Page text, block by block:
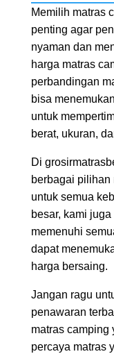
Memilih matras
penting agar
nyaman dan
harga matras
perbandingan
bisa
untuk
berat, ukuran,
Di
berbagai pilihan
untuk semua
besar, kami
memenuhi
dapat
harga bersaing.
Jangan ragu
penawaran
matras camping
percaya matras